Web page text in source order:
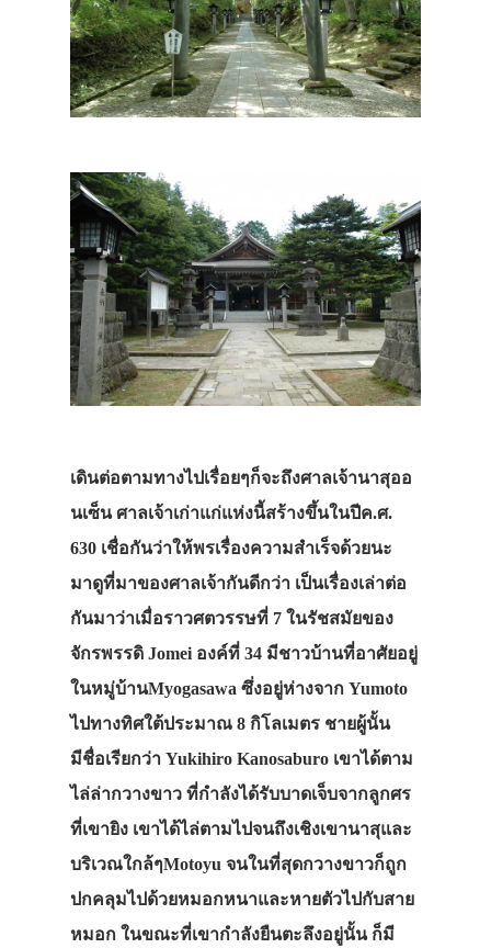
เดินต่อตามทางไปเรื่อยๆก็จะถึงศาลเจ้านาสุออ
นเซ็น ศาลเจ้าเก่าแก่แห่งนี้สร้างขึ้นในปีค.ศ.
630 เชื่อกันว่าให้พรเรื่องความสำเร็จด้วยนะ
มาดูที่มาของศาลเจ้ากันดีกว่า เป็นเรื่องเล่าต่อ
กันมาว่าเมื่อราวศตวรรษที่ 7 ในรัชสมัยของ
จักรพรรดิ Jomei องค์ที่ 34 มีชาวบ้านที่อาศัยอยู่
ในหมู่บ้านMyogasawa ซึ่งอยู่ห่างจาก Yumoto
ไปทางทิศใต้ประมาณ 8 กิโลเมตร ชายผู้นั้น
มีชื่อเรียกว่า Yukihiro Kanosaburo เขาได้ตาม
ไล่ล่ากวางขาว ที่กำลังได้รับบาดเจ็บจากลูกศร
ที่เขายิง เขาได้ไล่ตามไปจนถึงเชิงเขานาสุและ
บริเวณใกล้ๆMotoyu จนในที่สุดกวางขาวก็ถูก
ปกคลุมไปด้วยหมอกหนาและหายตัวไปกับสาย
หมอก ในขณะที่เขากำลังยืนตะลึงอยู่นั้น ก็มี